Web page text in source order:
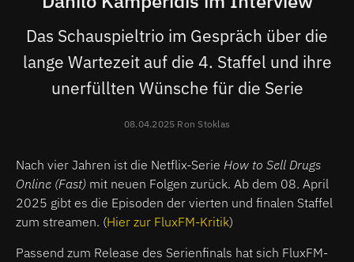
Das Schauspieltrio im Gespräch über die
lange Wartezeit auf die 4. Staffel und ihre
unerfüllten Wünsche für die Serie
08.04.2025 Ron Stoklas
Nach vier Jahren ist die Netflix-Serie How to Sell Drugs
Online (Fast) mit neuen Folgen zurück. Ab dem 08. April
2025 gibt es die Episoden der vierten und finalen Staffel
zum streamen. (Hier zur FluxFM-Kritik)
Passend zum Release des Serienfinals hat sich FluxFM-